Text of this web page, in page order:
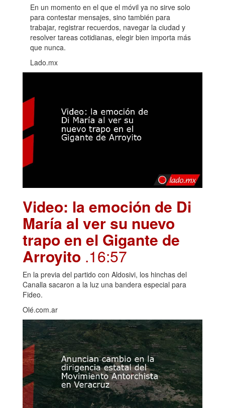
En un momento en el que el móvil ya no sirve solo
para contestar mensajes, sino también para
trabajar, registrar recuerdos, navegar la ciudad y
resolver tareas cotidianas, elegir bien importa más
que nunca.
Lado.mx
Video: la emoción de Di
María al ver su nuevo
trapo en el Gigante de
Arroyito .16:57
En la previa del partido con Aldosivi, los hinchas del
Canalla sacaron a la luz una bandera especial para
Fideo.
Olé.com.ar